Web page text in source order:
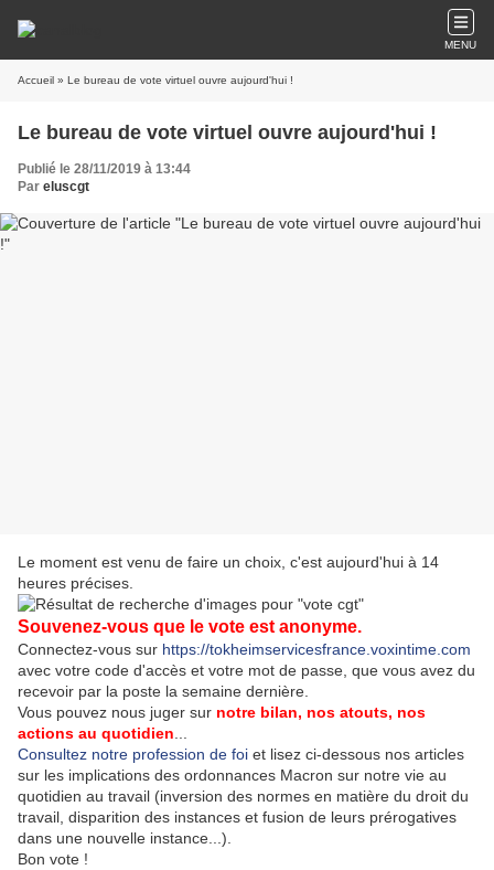
MENU
Accueil » Le bureau de vote virtuel ouvre aujourd'hui !
Le bureau de vote virtuel ouvre aujourd'hui !
Publié le 28/11/2019 à 13:44
Par eluscgt
Le moment est venu de faire un choix, c'est aujourd'hui à 14
heures précises.
Souvenez-vous que le vote est anonyme.
Connectez-vous sur https://tokheimservicesfrance.voxintime.com
avec votre code d'accès et votre mot de passe, que vous avez du
recevoir par la poste la semaine dernière.
Vous pouvez nous juger sur notre bilan, nos atouts, nos
actions au quotidien
Consultez notre profession de foi et lisez ci-dessous nos articles
sur les implications des ordonnances Macron sur notre vie au
quotidien au travail (inversion des normes en matière du droit du
travail, disparition des instances et fusion de leurs prérogatives
dans une nouvelle instance...).
Bon vote !